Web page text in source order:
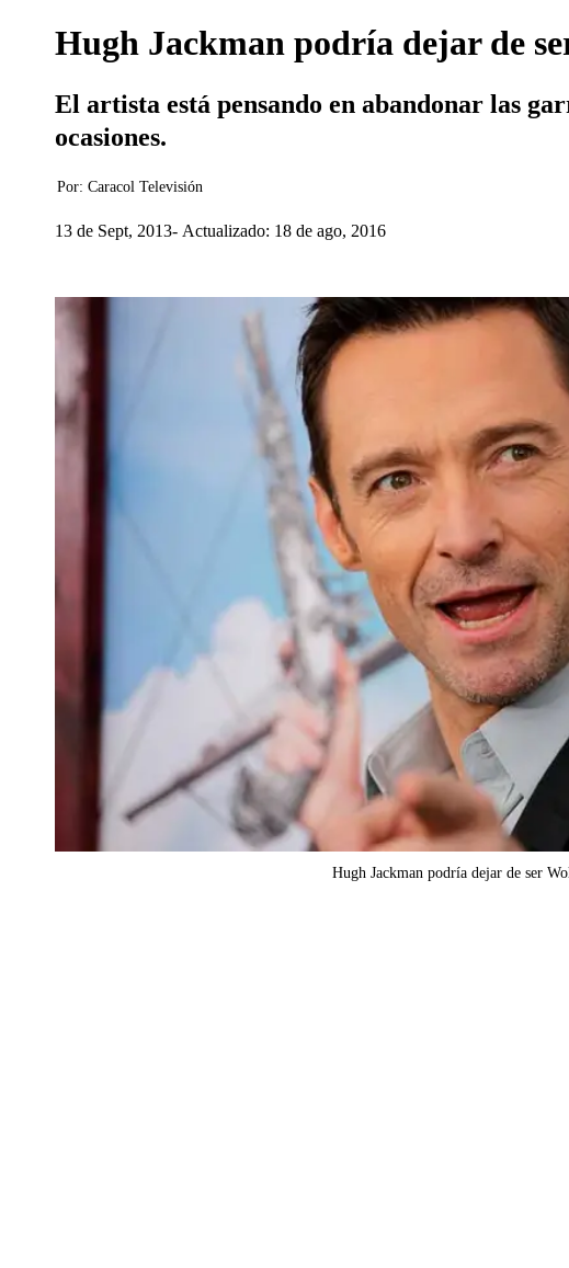
Hugh Jackman podría dejar de
El artista está pensando en abandonar las
ocasiones.
Por: Caracol Televisión
13 de Sept, 2013 Actualizado: 18 de ago, 2016
Hugh Jackman podría dejar de ser